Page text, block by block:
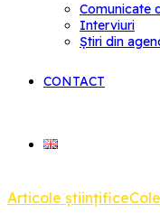
Comunicate
Interviuri
Știri din
CONTACT
Articole științifice